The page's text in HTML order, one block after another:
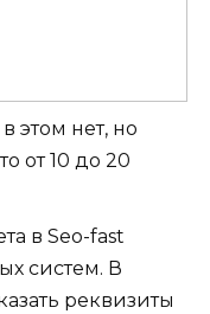
этом нет, но
от 10 до 20
в Seo-fast
систем. В
реквизиты